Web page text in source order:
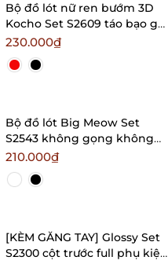
Bộ đồ lót nữ ren bướm 3D
Kocho Set S2609 táo bạo gợi
cảm nữ tính
Bralettehousevn
230.000₫
Bộ đồ lót Big Meow Set
S2543 không gọng không
mút gợi cảm đáng yêu kèm
quần cột dây
Bralettehousevn
210.000₫
[KÈM GĂNG TAY] Glossy Set
S2300 cột trước full phụ kiện